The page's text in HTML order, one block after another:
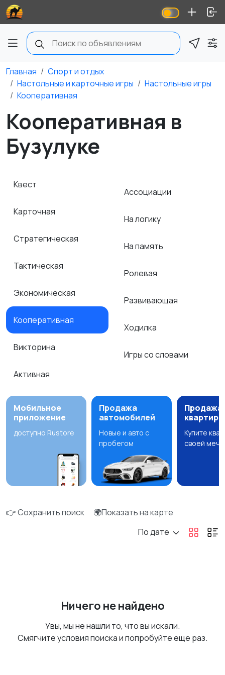
Главная
Спорт и отдых
Настольные и карточные игры
Настольные игры
Кооперативная
Кооперативная в
Бузулуке
Квест
Карточная
Стратегическая
Тактическая
Экономическая
Кооперативная
Викторина
Активная
Ассоциации
На логику
На память
Ролевая
Развивающая
Ходилка
Игры со словами
Мобильное
приложение
доступно Rustore
Продажа
автомобилей
Новые и авто с
пробегом
Продажа
квартир
Купите
своей
👉 Сохранить поиск
🌍Показать на карте
По дате
Ничего не найдено
Увы, мы не нашли то, что вы искали.
Смягчите условия поиска и попробуйте еще раз.